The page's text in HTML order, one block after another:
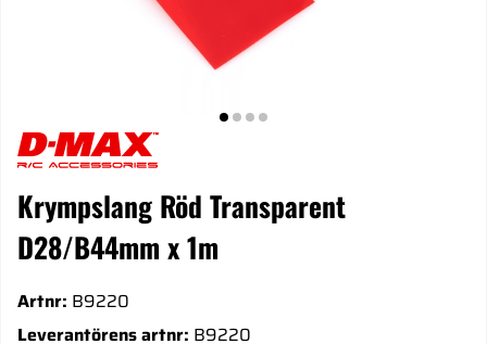
Krympslang Röd Transparent
D28/B44mm x 1m
Artnr: B9220
Leverantörens artnr: B9220